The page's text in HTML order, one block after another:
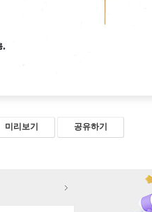
미리보기 공유하기